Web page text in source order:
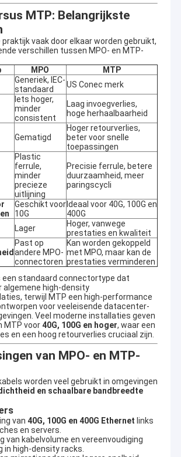
MTP: Belangrijkste
praktijk vaak door elkaar worden gebruikt,
verschillen tussen MPO- en MTP-
MPO
MTP
Generiek, IEC-
standaard
US Conec merk
Iets hoger,
minder
consistent
Laag invoegverlies,
hoge herhaalbaarheid
Gematigd
Hoger retourverlies,
beter voor snelle
toepassingen
Plastic
ferrule,
minder
precieze
uitlijning
Precisie ferrule, betere
duurzaamheid, meer
paringscycli
Geschikt voor
10G
Ideaal voor 40G, 100G en
400G
Lager
Hoger, vanwege
prestaties en kwaliteit
Past op
andere MPO-
connectoren
Kan worden gekoppeld
met MPO, maar kan de
prestaties verminderen
een standaard connectortype dat
algemene high-density
terwijl MTP een high-performance
voor veeleisende datacenter-
Veel moderne installaties geven
MTP voor40G, 100G en hoger, waar een
en een hoog retourverlies cruciaal zijn.
van MPO- en MTP-
worden veel gebruikt in omgevingen
en schaalbare bandbreedte
van 40G, 100G en 400G Ethernet links
en servers.
van kabelvolume en vereenvoudiging
in high-density racks.
Technology Co., Ltd.Het bedrijf is
is een nationale hightech onderneming die
technologie- en handelsoplossingen
in optische
bedrijf heeft bijna tien jaar